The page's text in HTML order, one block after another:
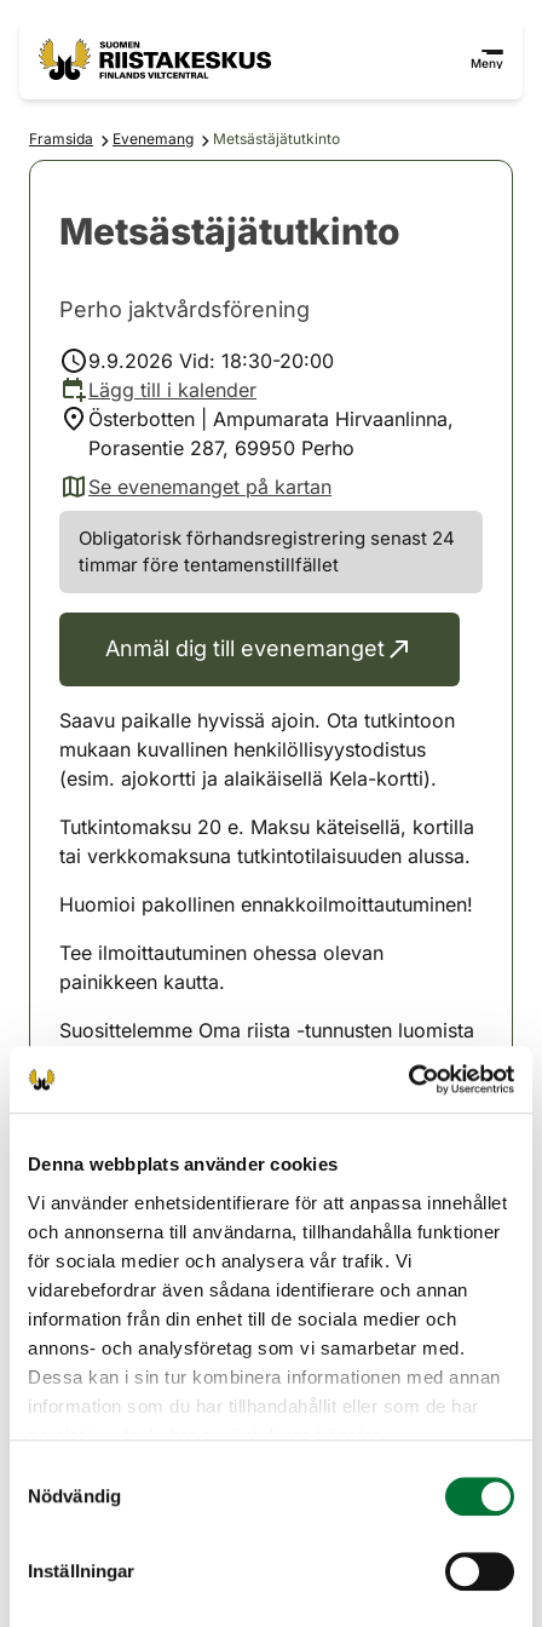
Denna webbplats använder cookies
Vi använder enhetsidentifierare för att anpassa innehållet
och annonserna till användarna, tillhandahålla funktioner
för sociala medier och analysera vår trafik. Vi
vidarebefordrar även sådana identifierare och annan
information från din enhet till de sociala medier och
annons- och analysföretag som vi samarbetar med.
Dessa kan i sin tur kombinera informationen med annan
information som du har tillhandahållit eller som de har
Nödvändig
Inställningar
Meny
Framsida Evenemang Metsästäjätutkinto
Metsästäjätutkinto
Perho jaktvårdsförening
9.9.2026 Vid: 18:30-20:00
Lägg till i kalender
Österbotten | Ampumarata Hirvaanlinna,
Porasentie 287, 69950 Perho
Se evenemanget på kartan
(avautuu uuteen välilehteen)
Obligatorisk förhandsregistrering senast 24
timmar före tentamenstillfället
Anmäl dig till evenemanget
Saavu paikalle hyvissä ajoin. Ota tutkintoon
mukaan kuvallinen henkilöllisyystodistus
(esim. ajokortti ja alaikäisellä Kela-kortti).
Tutkintomaksu 20 e. Maksu käteisellä, kortilla
tai verkkomaksuna tutkintotilaisuuden alussa.
Huomioi pakollinen ennakkoilmoittautuminen!
Tee ilmoittautuminen ohessa olevan
painikkeen kautta.
Suosittelemme Oma riista -tunnusten luomista
ennen ilmoittautumista. (Ei pakollista). Vaatii
sähköpostiosoitteen ja verkkopankkitunnukset
tai mobiilivarmenteen. Voit ilmoittautua myös
Tilaisuudessa suoritetaan tutkinto ensisijaisesti
sähköisesti. Varaa mukaan oma päätelaite
(puhelin, tabletti, kannettava tietokone).
Huolehdi, että laitteen akku on täyteen varattu
ja että käytössä on toimiva verkkoyhteys.
Hirvaanlinnassa on Wifi.
Perho jaktvårdsförening
perho@rhy.riista.fi
045-2320856 perho@rhy.riista.fi